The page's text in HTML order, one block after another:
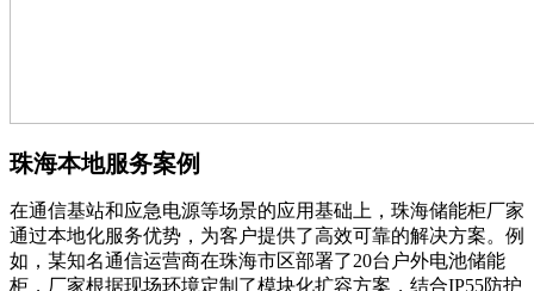
珠海本地服务案例
在通信基站和应急电源等场景的应用基础上，珠海储能柜厂家
通过本地化服务优势，为客户提供了高效可靠的解决方案。例
如，某知名通信运营商在珠海市区部署了20台户外电池储能
柜，厂家根据现场环境定制了模块化扩容方案，结合IP55防护